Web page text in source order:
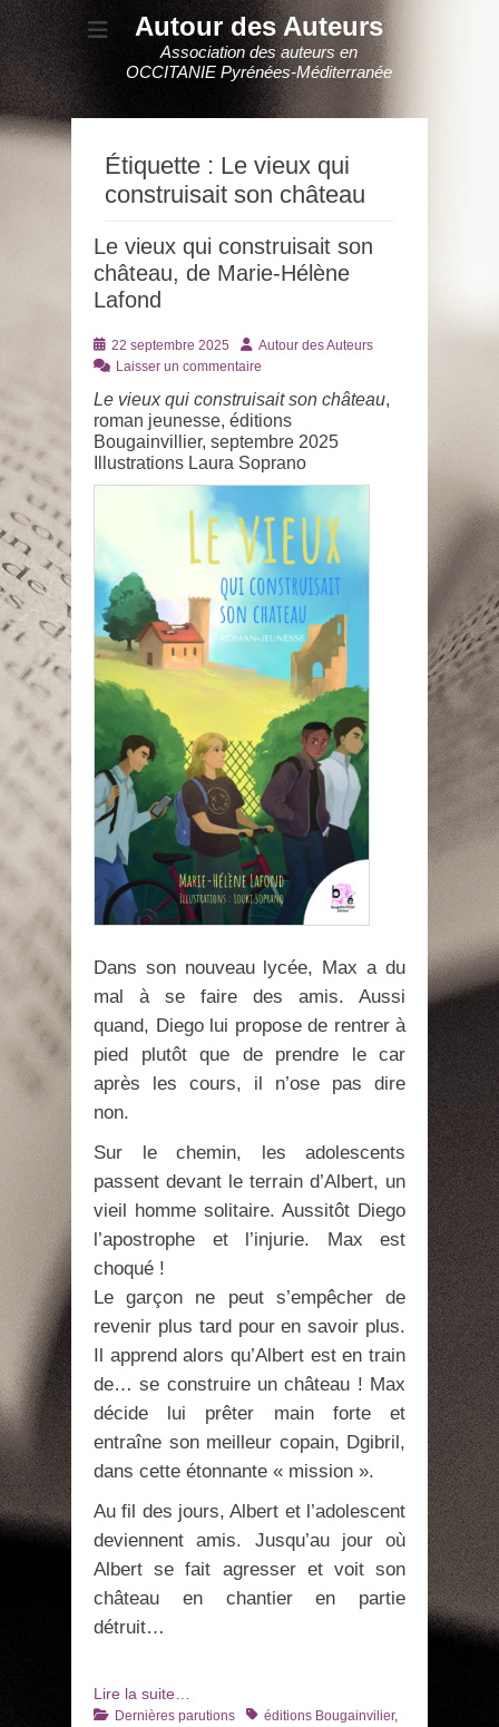
Autour des Auteurs
Association des auteurs en
OCCITANIE Pyrénées-Méditerranée
Étiquette : Le vieux qui
construisait son château
Le vieux qui construisait son
château, de Marie-Hélène
Lafond
Posté
le
22 septembre 2025 AuteurAutour des Auteurs
Laisser un commentaire
Le vieux qui construisait son château,
roman jeunesse, éditions
Bougainvillier, septembre 2025
Illustrations Laura Soprano
Dans son nouveau lycée, Max a du
mal à se faire des amis. Aussi
quand, Diego lui propose de rentrer à
pied plutôt que de prendre le car
après les cours, il n’ose pas dire
non.
Sur le chemin, les adolescents
passent devant le terrain d’Albert, un
vieil homme solitaire. Aussitôt Diego
l’apostrophe et l’injurie. Max est
choqué !
Le garçon ne peut s’empêcher de
revenir plus tard pour en savoir plus.
Il apprend alors qu’Albert est en train
de… se construire un château ! Max
décide lui prêter main forte et
entraîne son meilleur copain, Dgibril,
dans cette étonnante « mission ».
Au fil des jours, Albert et l’adolescent
deviennent amis. Jusqu’au jour où
Albert se fait agresser et voit son
château en chantier en partie
détruit…
Lire la suite…
Catégories
Dernières parutions Tagséditions Bougainvilier,